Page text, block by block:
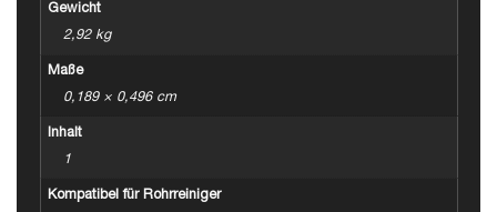
Gewicht
2,92 kg
Maße
0,189 × 0,496 cm
Inhalt
1
Kompatibel für Rohrreiniger